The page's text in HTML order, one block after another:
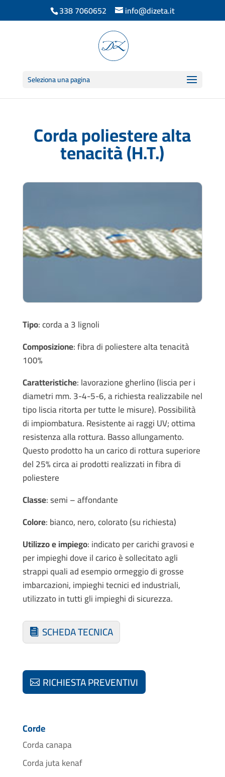
338 7060652 info@dizeta.it
Seleziona una pagina
Corda poliestere alta
tenacità (H.T.)
Tipo: corda a 3 lignoli
Composizione: fibra di poliestere alta tenacità
100%
Caratteristiche: lavorazione gherlino (liscia per i
diametri mm. 3-4-5-6, a richiesta realizzabile nel
tipo liscia ritorta per tutte le misure). Possibilità
di impiombatura. Resistente ai raggi UV; ottima
resistenza alla rottura. Basso allungamento.
Questo prodotto ha un carico di rottura superiore
del 25% circa ai prodotti realizzati in fibra di
poliestere
Classe: semi – affondante
Colore: bianco, nero, colorato (su richiesta)
Utilizzo e impiego: indicato per carichi gravosi e
per impieghi dove il carico è sollecitato agli
strappi quali ad esempio ormeggio di grosse
imbarcazioni, impieghi tecnici ed industriali,
utilizzato in tutti gli impieghi di sicurezza.
SCHEDA TECNICA
RICHIESTA PREVENTIVI
Corde
Corda canapa
Corda juta kenaf